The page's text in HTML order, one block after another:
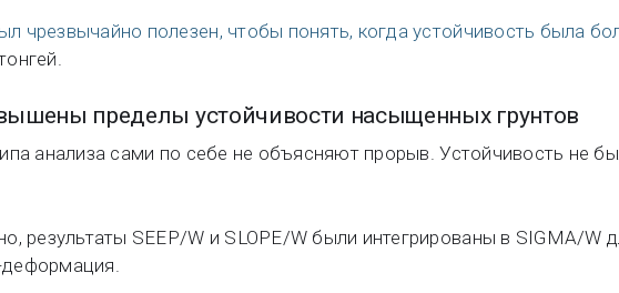
чрезвычайно полезен, чтобы понять, когда устойчивость была
пределы устойчивости насыщенных грунтов
анализа сами по себе не объясняют прорыв. Устойчивость не
результаты SEEP/W и SLOPE/W были интегрированы в SIGMA/W